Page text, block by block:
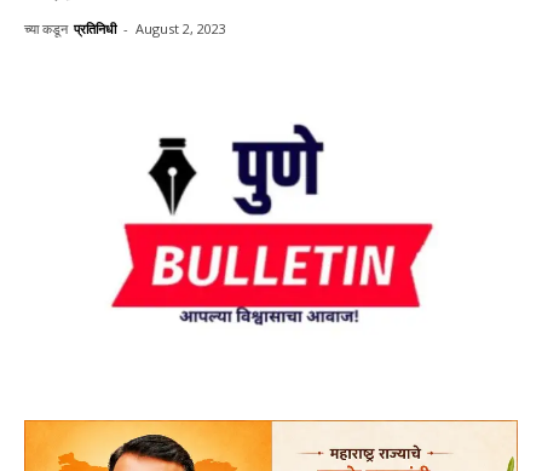
च्या कडून प्रतिनिधी - August 2, 2023